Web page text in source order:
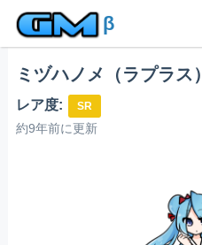
β
ミヅハノメ（ラプラス）
レア度: SR
約9年前に更新